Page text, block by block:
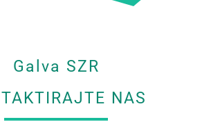
Galva SZR
NAS